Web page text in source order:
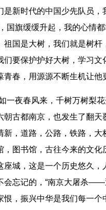
是新时代的中国少先队员，
国旗缓缓升起，我的心情
祖国是大树，我们就是树
们要保护护好大树，学习
青春，用源源不断生机让他
一夜春风来，千树万树梨
古都南京，也发生了翻天
新，道路，公路，铁路，
，图书馆，古往今来的文
座城，这是一个历史悠久
会忘记的，“南京大屠杀——
恨，振兴中华是我们每一